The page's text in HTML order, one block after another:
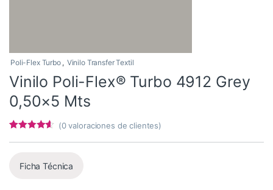
Poli-Flex Turbo , Vinilo Transfer Textil
Vinilo Poli-Flex® Turbo 4912 Grey
0,50×5 Mts
valoracione
(0valoraciones de clientes)
Ficha Técnica